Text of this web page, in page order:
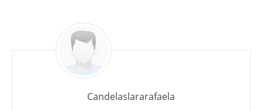
Candelaslararafaela